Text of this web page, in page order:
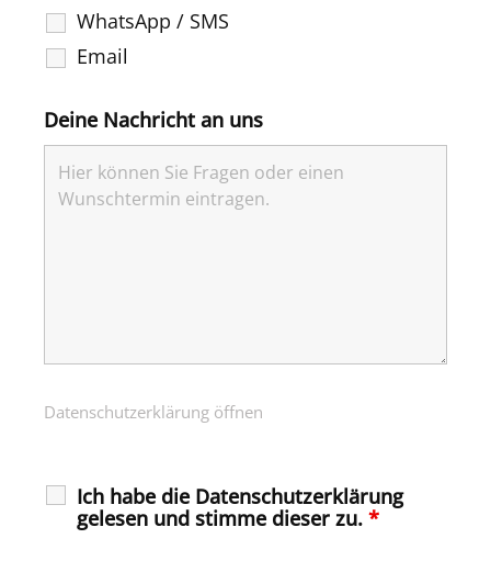
WhatsApp / SMS
Email
Deine Nachricht an uns
Datenschutzerklärung öffnen
Ich habe die Datenschutzerklärung
gelesen und stimme dieser zu. *